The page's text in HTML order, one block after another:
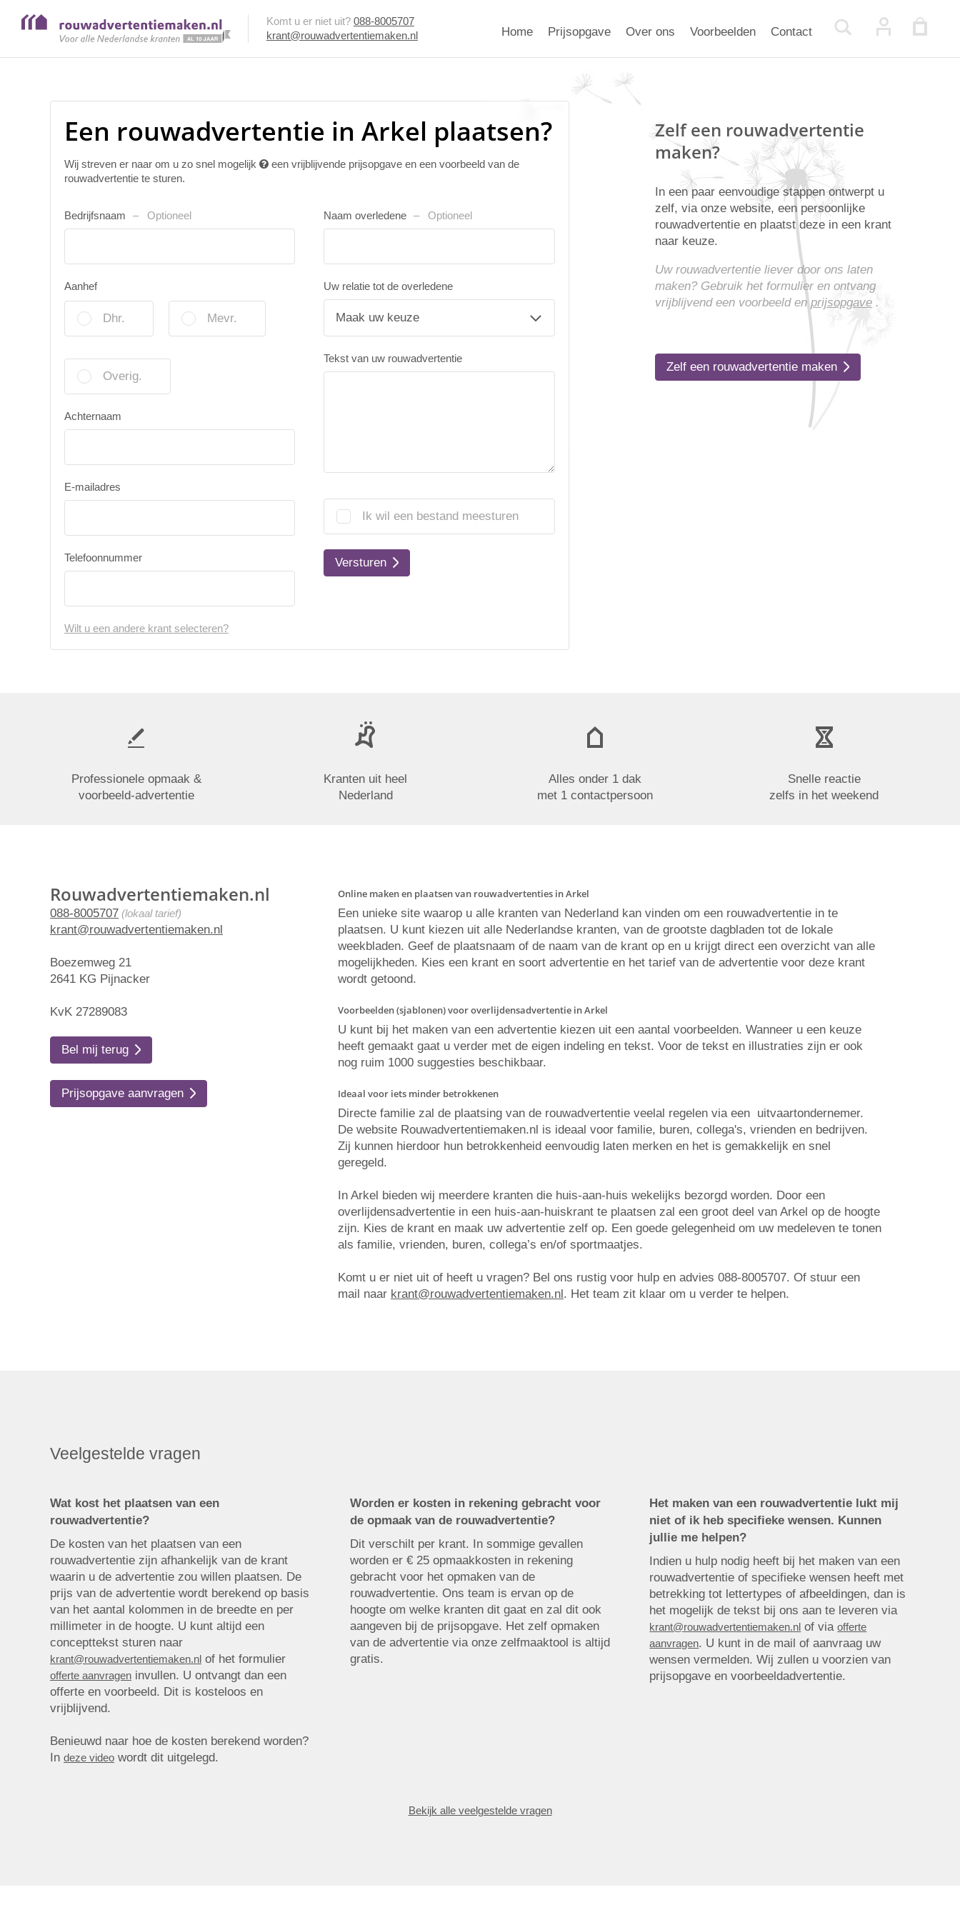
Komt u er niet uit? 088-8005707
krant@rouwadvertentiemaken.nl
Home Prijsopgave Over ons Voorbeelden Contact
Een rouwadvertentie in Arkel plaatsen?
Wij streven er naar om u zo snel mogelijk
een vrijblijvende prijsopgave en een voorbeeld van de
rouwadvertentie te sturen.
Bedrijfsnaam Optioneel
Aanhef
Dhr. Mevr.
Overig.
Achternaam
E-mailadres
Telefoonnummer
Naam overledene Optioneel
Uw relatie tot de overledene
Tekst van uw rouwadvertentie
Ik wil een bestand meesturen
Versturen
Wilt u een andere krant selecteren?
Zelf een rouwadvertentie
maken?
In een paar eenvoudige stappen ontwerpt u
zelf, via onze website, een persoonlijke
rouwadvertentie en plaatst deze in een krant
naar keuze.
Uw rouwadvertentie liever door ons laten
maken? Gebruik het formulier en ontvang
vrijblijvend een voorbeeld enprijsopgave.
Zelf een rouwadvertentie maken
Professionele opmaak &
voorbeeld-advertentie
Kranten uit heel
Nederland
Alles onder 1 dak
met 1 contactpersoon
Snelle reactie
zelfs in het weekend
Rouwadvertentiemaken.nl
088-8005707 (lokaal tarief)
krant@rouwadvertentiemaken.nl
Boezemweg 21
2641 KG Pijnacker
KvK 27289083
Bel mij terug
Prijsopgave aanvragen
Online maken en plaatsen van rouwadvertenties in Arkel
Een unieke site waarop u alle kranten van Nederland kan vinden om een rouwadvertentie in te
plaatsen. U kunt kiezen uit alle Nederlandse kranten, van de grootste dagbladen tot de lokale
weekbladen. Geef de plaatsnaam of de naam van de krant op en u krijgt direct een overzicht van alle
mogelijkheden. Kies een krant en soort advertentie en het tarief van de advertentie voor deze krant
wordt getoond.
Voorbeelden (sjablonen) voor overlijdensadvertentie in Arkel
U kunt bij het maken van een advertentie kiezen uit een aantal voorbeelden. Wanneer u een keuze
heeft gemaakt gaat u verder met de eigen indeling en tekst. Voor de tekst en illustraties zijn er ook
nog ruim 1000 suggesties beschikbaar.
Ideaal voor iets minder betrokkenen
Directe familie zal de plaatsing van de rouwadvertentie veelal regelen via een uitvaartondernemer.
De website Rouwadvertentiemaken.nl is ideaal voor familie, buren, collega's, vrienden en bedrijven.
Zij kunnen hierdoor hun betrokkenheid eenvoudig laten merken en het is gemakkelijk en snel
geregeld.
In Arkel bieden wij meerdere kranten die huis-aan-huis wekelijks bezorgd worden. Door een
overlijdensadvertentie in een huis-aan-huiskrant te plaatsen zal een groot deel van Arkel op de hoogte
zijn. Kies de krant en maak uw advertentie zelf op. Een goede gelegenheid om uw medeleven te tonen
als familie, vrienden, buren, collega’s en/of sportmaatjes.
Komt u er niet uit of heeft u vragen? Bel ons rustig voor hulp en advies 088-8005707. Of stuur een
mail naar krant@rouwadvertentiemaken.nl. Het team zit klaar om u verder te helpen.
Veelgestelde vragen
Wat kost het plaatsen van een
rouwadvertentie?
De kosten van het plaatsen van een
rouwadvertentie zijn afhankelijk van de krant
waarin u de advertentie zou willen plaatsen. De
prijs van de advertentie wordt berekend op basis
van het aantal kolommen in de breedte en per
millimeter in de hoogte. U kunt altijd een
concepttekst sturen naar
krant@rouwadvertentiemaken.nl of het formulier
offerte aanvragen invullen. U ontvangt dan een
offerte en voorbeeld. Dit is kosteloos en
vrijblijvend.
Benieuwd naar hoe de kosten berekend worden?
In deze video wordt dit uitgelegd.
Worden er kosten in rekening gebracht voor
de opmaak van de rouwadvertentie?
Dit verschilt per krant. In sommige gevallen
worden er € 25 opmaakkosten in rekening
gebracht voor het opmaken van de
rouwadvertentie. Ons team is ervan op de
hoogte om welke kranten dit gaat en zal dit ook
aangeven bij de prijsopgave. Het zelf opmaken
van de advertentie via onze zelfmaaktool is altijd
gratis.
Het maken van een rouwadvertentie lukt mij
niet of ik heb specifieke wensen. Kunnen
jullie me helpen?
Indien u hulp nodig heeft bij het maken van een
rouwadvertentie of specifieke wensen heeft met
betrekking tot lettertypes of afbeeldingen, dan is
het mogelijk de tekst bij ons aan te leveren via
krant@rouwadvertentiemaken.nl of viaofferte
aanvragen. U kunt in de mail of aanvraag uw
wensen vermelden. Wij zullen u voorzien van
prijsopgave en voorbeeldadvertentie.
Bekijk alle veelgestelde vragen